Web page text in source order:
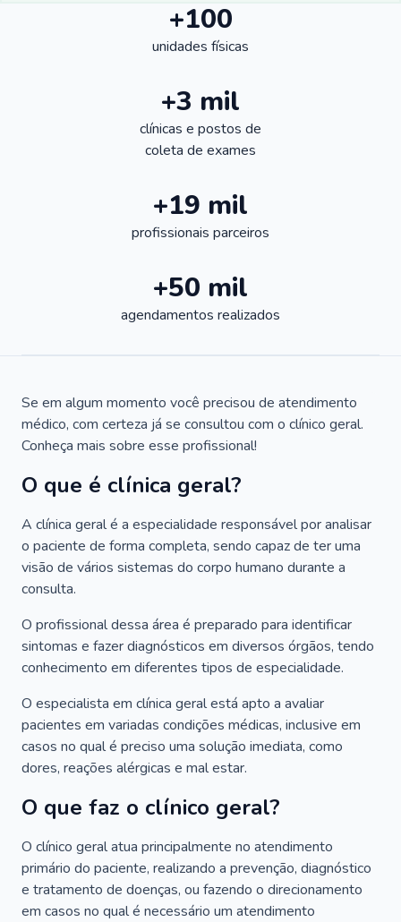
+100
unidades físicas
+3 mil
clínicas e postos de
coleta de exames
+19 mil
profissionais parceiros
+50 mil
agendamentos realizados
Se em algum momento você precisou de atendimento
médico, com certeza já se consultou com o clínico geral.
Conheça mais sobre esse profissional!
O que é clínica geral?
A clínica geral é a especialidade responsável por analisar
o paciente de forma completa, sendo capaz de ter uma
visão de vários sistemas do corpo humano durante a
consulta.
O profissional dessa área é preparado para identificar
sintomas e fazer diagnósticos em diversos órgãos, tendo
conhecimento em diferentes tipos de especialidade.
O especialista em clínica geral está apto a avaliar
pacientes em variadas condições médicas, inclusive em
casos no qual é preciso uma solução imediata, como
dores, reações alérgicas e mal estar.
O que faz o clínico geral?
O clínico geral atua principalmente no atendimento
primário do paciente, realizando a prevenção, diagnóstico
e tratamento de doenças, ou fazendo o direcionamento
em casos no qual é necessário um atendimento